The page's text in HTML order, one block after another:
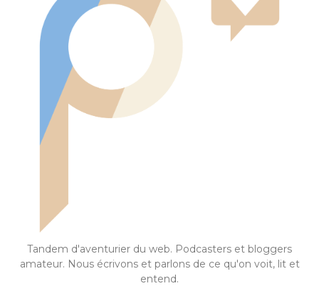
Tandem d'aventurier du web. Podcasters et bloggers
amateur. Nous écrivons et parlons de ce qu'on voit, lit et
entend.